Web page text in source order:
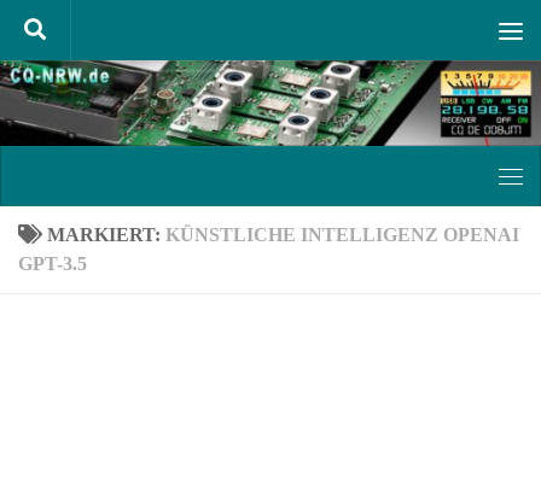
Unter dem Inhalt
MARKIERT: KÜNSTLICHE INTELLIGENZ OPENAI
GPT-3.5